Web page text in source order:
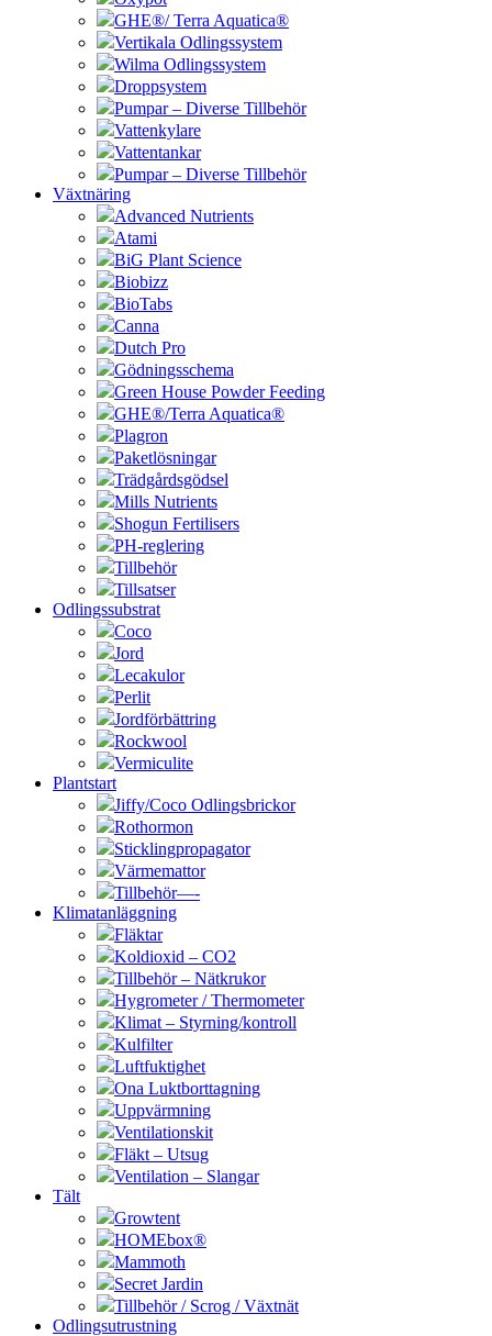
GHE®/ Terra Aquatica®
Vertikala Odlingssystem
Wilma Odlingssystem
Droppsystem
Pumpar – Diverse Tillbehör
Vattenkylare
Vattentankar
Pumpar – Diverse Tillbehör
Växtnäring
Advanced Nutrients
Atami
BiG Plant Science
Biobizz
BioTabs
Canna
Dutch Pro
Gödningsschema
Green House Powder Feeding
GHE®/Terra Aquatica®
Plagron
Paketlösningar
Trädgårdsgödsel
Mills Nutrients
Shogun Fertilisers
PH-reglering
Tillbehör
Tillsatser
Odlingssubstrat
Coco
Jord
Lecakulor
Perlit
Jordförbättring
Rockwool
Vermiculite
Plantstart
Jiffy/Coco Odlingsbrickor
Rothormon
Sticklingpropagator
Värmemattor
Tillbehör—-
Klimatanläggning
Fläktar
Koldioxid – CO2
Tillbehör – Nätkrukor
Hygrometer / Thermometer
Klimat – Styrning/kontroll
Kulfilter
Luftfuktighet
Ona Luktborttagning
Uppvärmning
Ventilationskit
Fläkt – Utsug
Ventilation – Slangar
Tält
Growtent
HOMEbox®
Mammoth
Secret Jardin
Tillbehör / Scrog / Växtnät
Odlingsutrustning